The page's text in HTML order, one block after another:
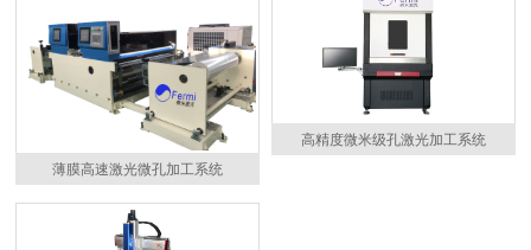
薄膜高速激光微孔加工系统
高精度微米级孔激光加工系统